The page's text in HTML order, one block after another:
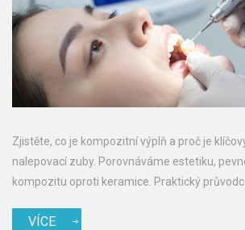
Zjistěte, co je kompozitní výplň a proč je
nalepovací zuby. Porovnáváme estetiku,
kompozitu oproti keramice. Praktický
VÍCE